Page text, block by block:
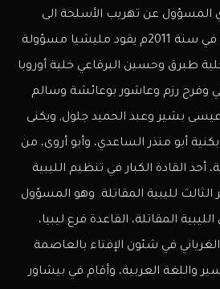
المسؤول عن تهريب الأسلحة الى
مصر ومنها الى غزة (كان في سنة 2011م يقود مليشيا مسؤولة
طبرق وحسين البرقاعي خلية أوروبا
وفرج رزم وعاشور بوعائشة وسالم
بشير وعبد الحميد جلول, ويكنى
أبو منذر الساعدي، وأبو أروى، من
القادة الكبار في تنظيم الليبية
الثالث لليبية المقاتلة. وهو المسؤول
المقاتلة، القاعدة فرع ليبيا،
في شئون الإفتاء بالعاصمة
واللغة العربية، وأقام في بيشاور